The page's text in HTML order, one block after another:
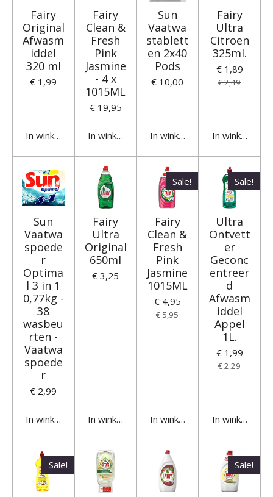
Fairy
Original
Afwasm
iddel
320 ml
€ 1,99
In winkelwagen
Fairy
Clean &
Fresh
Pink
Jasmine
- 4 x
1015ML
€ 19,95
In winkelwagen
Sun
Vaatwa
stablett
en 2x40
Pods
€ 10,00
In winkelwagen
Fairy
Ultra
Citroen
325ml.
€ 1,89
€ 2,49
In
Sun
Vaatwa
spoede
r
Optima
l 3 in 1
0,77kg -
38
wasbeu
rten -
Vaatwa
spoede
r
€ 2,99
In winkelwagen
Fairy
Ultra
Original
650ml
€ 3,25
In winkelwagen
Sale!
Fairy
Clean &
Fresh
Pink
Jasmine
1015ML
€ 4,95
€ 5,95
In winkelwagen
Sale!
Ultra
Ontvett
er
Geconc
entreer
d
Afwasm
iddel
Appel
1L.
€ 1,99
€ 2,29
In
Sale! Sale!